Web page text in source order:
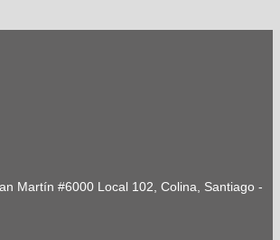
Martín #6000 Local 102, Colina, Santiago -